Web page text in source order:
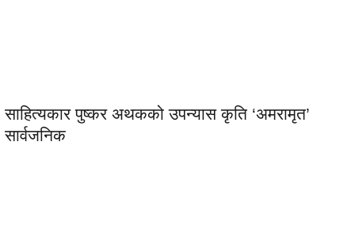
साहित्यकार पुष्कर अथकको उपन्यास कृति ‘अमरामृत’
सार्वजनिक